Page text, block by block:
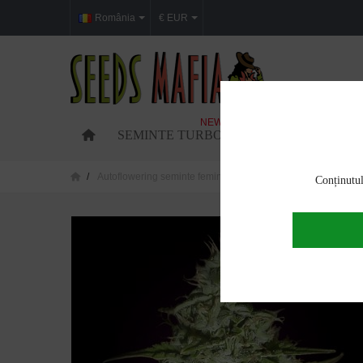
România € EUR
SEMINTE TURBO
NEW
Auto Amnesia